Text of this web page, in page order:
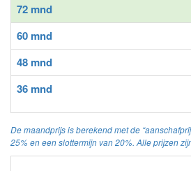
72 mnd
60 mnd
48 mnd
36 mnd
De maandprijs is berekend met de
25% en een slottermijn van 20%. Alle prijzen